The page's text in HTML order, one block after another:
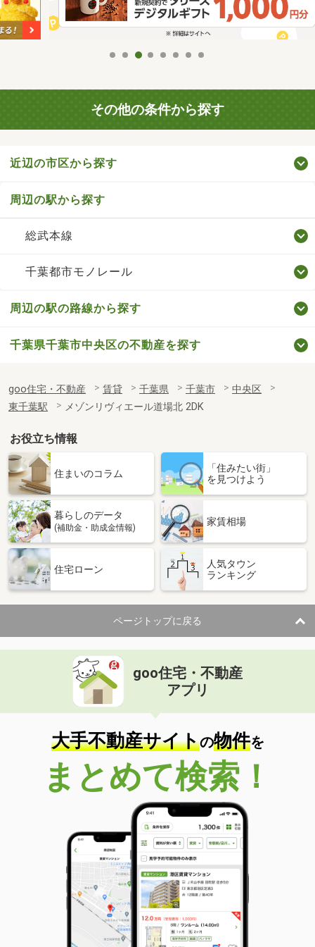
その他の条件から探す
近辺の市区から探す
周辺の駅から探す
総武本線
千葉都市モノレール
周辺の駅の路線から探す
千葉県千葉市中央区の不動産を探す
goo住宅・不動産 賃貸 千葉県 千葉市
中央区
東千葉駅
メゾンリヴィエール道場北 2DK
お役立ち情報
住まいのコラム
「住みたい街」
を見つけよう
暮らしのデータ
(補助金・助成金情報)
家賃相場
住宅ローン
人気タウン
ランキング
ページトップに戻る
goo住宅・不動産
アプリ
大手不動産サイトの物件を
まとめて検索！